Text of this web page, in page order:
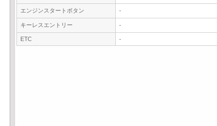
エンジンスタートボタン -
キーレスエントリー -
ETC -